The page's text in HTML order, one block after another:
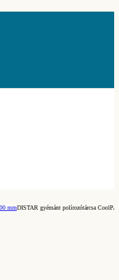
mmDISTAR gyémánt polírozótárcsa